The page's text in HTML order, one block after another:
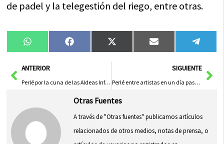
de padel y la telegestión del riego, entre otras.
Compartir
en
WhatsAppCompartir
en
FacebookCompartir
en
X
(Twitter)
Compartir
en
Email
en
AntANTERIOR
Perlé por la cuna de las Aldeas Infantiles. Etapa 40
SIGUIENTE
Perlé entre artistas en un día pasado por agua. Etapa 41
Otras Fuentes
A través de "Otras fuentes" publicamos artículos
relacionados de otros medios, notas de prensa, o